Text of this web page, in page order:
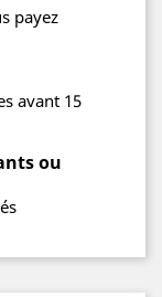
payez
avant 15
ou